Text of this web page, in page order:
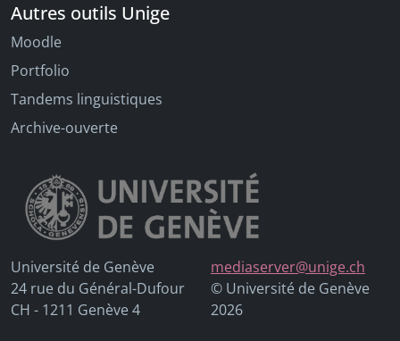
Autres outils Unige
Moodle
Portfolio
Tandems linguistiques
Archive-ouverte
Université de Genève
24 rue du Général-Dufour
CH - 1211 Genève 4
mediaserver@unige.ch
© Université de Genève
2026